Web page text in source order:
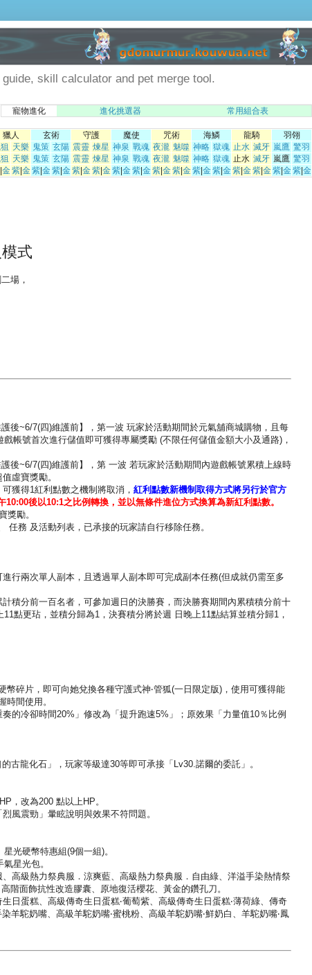
skill calculator and pet merge tool.
寵物進化 進化挑選器 常用組合表
獵人 玄術 守護 魔使 咒術 海鱗 龍騎 羽翎
天樂 鬼策 玄陽 震靈 煉星 神泉 戰魂 夜瀧 魅噬 神略 獄魂 止水 滅牙 嵐鷹 驚羽
天樂 鬼策 玄陽 震靈 煉星 神泉 戰魂 夜瀧 魅噬 神略 獄魂 止水 滅牙 嵐鷹 驚羽
金紫| 金紫| 金紫| 金紫| 金紫| 金紫| 金紫| 金紫| 金紫| 金紫| 金紫| 金紫| 金紫| 金紫| 金紫| 金
式
場，
後~6/7(四)維護前】，第一波 玩家於活動期間於元氣舖商城購物，且每
帳號首次進行儲值即可獲得專屬獎勵 (不限任何儲值金額大小及通路)，
後~6/7(四)維護前】，第 一波 若玩家於活動期間內遊戲帳號累積上線時
虛寶獎勵。
獲得1紅利點數之機制將取消， 紅利點數新機制取得方式將另行於官方
10:00後以10:1之比例轉換，並以無條件進位方式換算為新紅利點數。
獎勵。
務 及活動列表，已承接的玩家請自行移除任務。
行兩次單人副本，且透過單人副本即可完成副本任務(但成就仍需至多
積分前一百名者，可參加週日的決勝賽，而決勝賽期間內累積積分前十
點更玷，並積分歸為1，決賽積分將於週 日晚上11點結算並積分歸1，
碎片，即可向她兌換各種守護式神‧管狐(一日限定版)，使用可獲得能
時間使用。
的冷卻時間20%」修改為「提升跑速5%」；原效果「力量值10％比例
古龍化石」，玩家等級達30等即可承接「Lv30.諾爾的委託」。
，改為200 點以上HP。
風震勁」暈眩說明與效果不符問題。
光硬幣特惠組(9個一組)。
星光包。
高級熱力祭典服．涼爽藍、高級熱力祭典服．自由綠、洋溢手染熱情祭
階面飾抗性改造膠囊、原地復活櫻花、黃金的鑽孔刀。
日蛋糕、高級傳奇生日蛋糕‧葡萄紫、高級傳奇生日蛋糕‧薄荷綠、傳奇
羊駝奶嘴、高級羊駝奶嘴‧蜜桃粉、高級羊駝奶嘴‧鮮奶白、羊駝奶嘴‧鳳